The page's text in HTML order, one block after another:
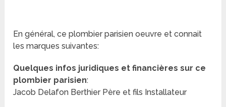
En général, ce plombier parisien oeuvre et connait
les marques suivantes:
Quelques infos juridiques et financières sur ce
plombier parisien:
Jacob Delafon Berthier Père et fils Installateur